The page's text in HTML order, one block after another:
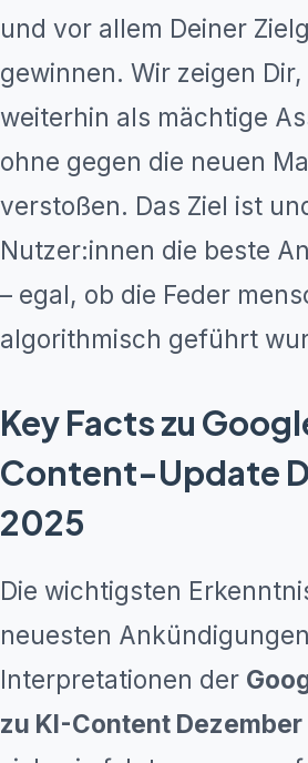
und vor allem Deiner
gewinnen. Wir zeigen Dir,
weiterhin als mächtige
ohne gegen die neuen
verstoßen. Das Ziel ist
Nutzer:innen die beste
– egal, ob die Feder
algorithmisch geführt
Key Facts zu
Content-Update
2025
Die wichtigsten
neuesten
Interpretationen der
zu KI-Content